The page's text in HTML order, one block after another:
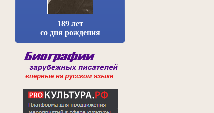
189 лет
со дня рождения